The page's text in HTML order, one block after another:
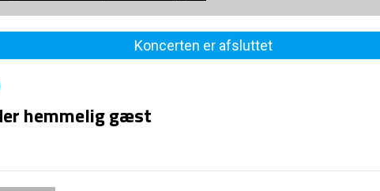
Koncerten er afsluttet
hemmelig gæst